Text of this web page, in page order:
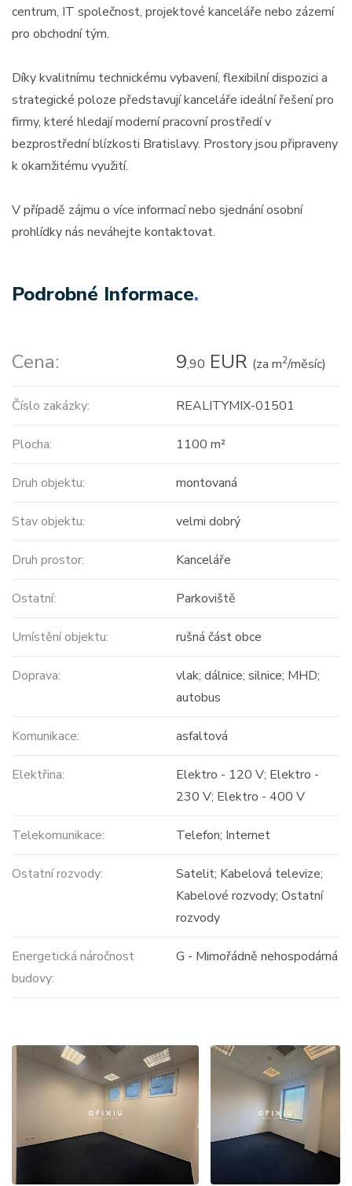
centrum, IT společnost, projektové kanceláře nebo zázemí
pro obchodní tým.
Díky kvalitnímu technickému vybavení, flexibilní dispozici a
strategické poloze představují kanceláře ideální řešení pro
firmy, které hledají moderní pracovní prostředí v
bezprostřední blízkosti Bratislavy. Prostory jsou připraveny
k okamžitému využití.
V případě zájmu o více informací nebo sjednání osobní
prohlídky nás neváhejte kontaktovat.
Podrobné Informace.
Cena: 9,90 EUR (za m2/měsíc)
Číslo zakázky: REALITYMIX-01501
Plocha: 1100 m²
Druh objektu: montovaná
Stav objektu: velmi dobrý
Druh prostor: Kanceláře
Ostatní: Parkoviště
Umístění objektu: rušná část obce
Doprava:
vlak; dálnice; silnice; MHD;
autobus
Komunikace: asfaltová
Elektřina:
Elektro - 120 V; Elektro -
230 V; Elektro - 400 V
Telekomunikace: Telefon; Internet
Ostatní rozvody:
Satelit; Kabelová televize;
Kabelové rozvody; Ostatní
rozvody
Energetická náročnost
budovy:
G - Mimořádně nehospodárná